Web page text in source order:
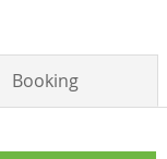
Booking